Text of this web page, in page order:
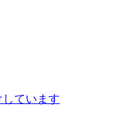
ています